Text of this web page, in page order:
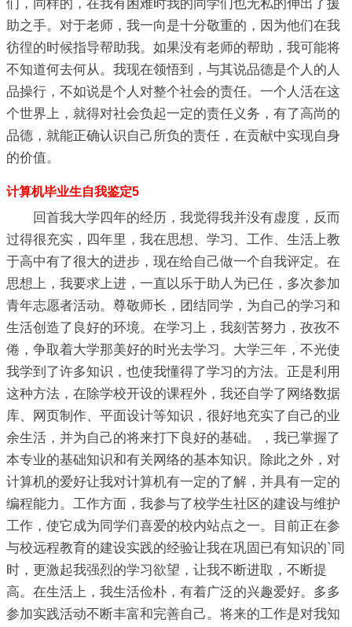
们，同样的，在我有困难时我的同学们也无私的伸出了援
助之手。对于老师，我一向是十分敬重的，因为他们在我
彷徨的时候指导帮助我。如果没有老师的帮助，我可能将
不知道何去何从。我现在领悟到，与其说品德是个人的人
品操行，不如说是个人对整个社会的责任。一个人活在这
个世界上，就得对社会负起一定的责任义务，有了高尚的
品德，就能正确认识自己所负的责任，在贡献中实现自身
的价值。
计算机毕业生自我鉴定5
回首我大学四年的经历，我觉得我并没有虚度，反而
过得很充实，四年里，我在思想、学习、工作、生活上教
于高中有了很大的进步，现在给自己做一个自我评定。在
思想上，我要求上进，一直以乐于助人为已任，多次参加
青年志愿者活动。尊敬师长，团结同学，为自己的学习和
生活创造了良好的环境。在学习上，我刻苦努力，孜孜不
倦，争取着大学那美好的时光去学习。大学三年，不光使
我学到了许多知识，也使我懂得了学习的方法。正是利用
这种方法，在除学校开设的课程外，我还自学了网络数据
库、网页制作、平面设计等知识，很好地充实了自己的业
余生活，并为自己的将来打下良好的基础。，我已掌握了
本专业的基础知识和有关网络的基本知识。除此之外，对
计算机的爱好让我对计算机有一定的了解，并具有一定的
编程能力。工作方面，我参与了校学生社区的建设与维护
工作，使它成为同学们喜爱的校内站点之一。目前正在参
与校远程教育的建设实践的经验让我在巩固已有知识的`同
时，更激起我强烈的学习欲望，让我不断进取，不断提
高。在生活上，我生活俭朴，有着广泛的兴趣爱好。多多
参加实践活动不断丰富和完善自己。将来的工作是对我知